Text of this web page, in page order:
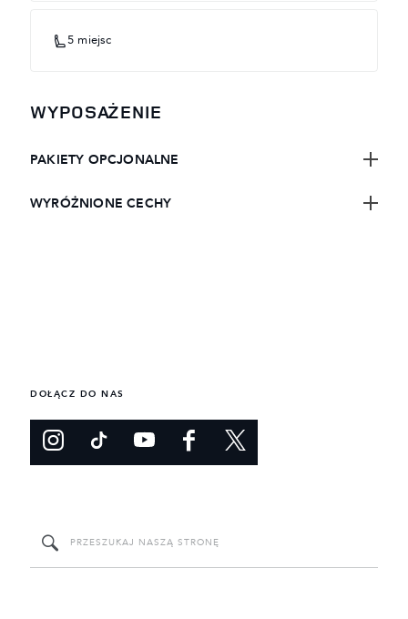
5 miejsc
WYPOSAŻENIE
PAKIETY OPCJONALNE
WYRÓŻNIONE CECHY
DOŁĄCZ DO NAS